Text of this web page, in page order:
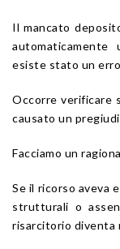
Il mancato
esiste stato un
Occorre verificare
causato un
Facciamo un
Se il ricorso aveva
strutturali o
risarcitorio diventa